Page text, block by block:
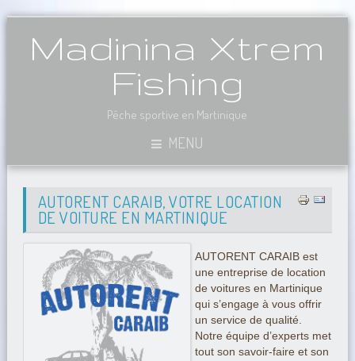
Madinina Xtrem
Fishing
Pêche sportive en Martinique
MENU
AUTORENT CARAIB, VOTRE LOCATION
DE VOITURE EN MARTINIQUE
AUTORENT CARAIB est
une entreprise de location
de voitures en Martinique
qui s’engage à vous offrir
un service de qualité.
Notre équipe d’experts met
tout son savoir-faire et son